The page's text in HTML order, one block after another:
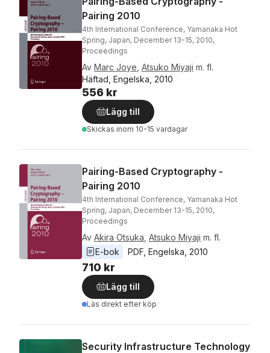
Pairing 2010
4th International Conference, Yamanaka Hot
Spring, Japan, December 13-15, 2010,
Proceedings
Av Marc Joye Atsuko Miyaji m. fl.
Häftad, Engelska, 2010
556 kr
Lägg till
Skickas inom 10-15 vardagar
Pairing-Based Cryptography -
Pairing 2010
4th International Conference, Yamanaka Hot
Spring, Japan, December 13-15, 2010,
Proceedings
Av Akira Otsuka Atsuko Miyaji m. fl.
E-bok
PDF Engelska 2010
710 kr
Lägg till
Läs direkt efter köp
Security Infrastructure Technology